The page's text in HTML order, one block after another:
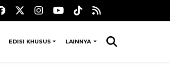
EDISI KHUSUS LAINNYA